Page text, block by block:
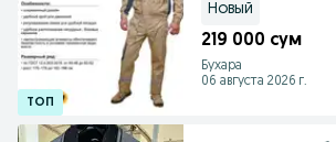
Новый
219 000 сум
Бухара
06 августа 2026 г.